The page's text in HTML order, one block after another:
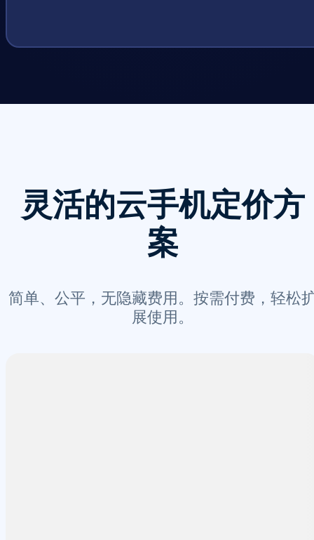
灵活的云手机定价方
案
简单、公平，无隐藏费用。按需付费，轻松
展使用。